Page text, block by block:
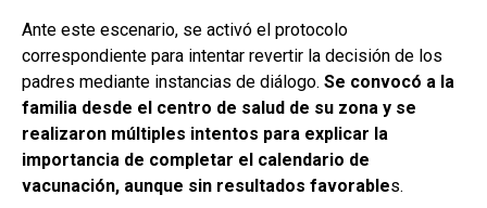
Ante este escenario, se activó el protocolo
correspondiente para intentar revertir la decisión de los
padres mediante instancias de diálogo. Se convocó a la
familia desde el centro de salud de su zona y se
realizaron múltiples intentos para explicar la
importancia de completar el calendario de
vacunación, aunque sin resultados favorables.